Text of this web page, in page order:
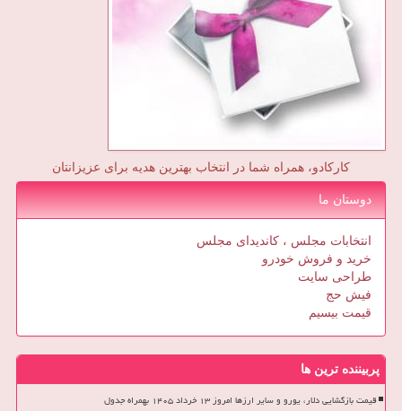
کارکادو، همراه شما در انتخاب بهترین هدیه برای عزیزانتان
دوستان ما
انتخابات مجلس ، کاندیدای مجلس
خرید و فروش خودرو
طراحی سایت
فیش حج
قیمت بیسیم
پربیننده ترین ها
قیمت بازگشایی دلار، یورو و سایر ارزها امروز ۱۳ خرداد ۱۴۰۵ بهمراه جدول